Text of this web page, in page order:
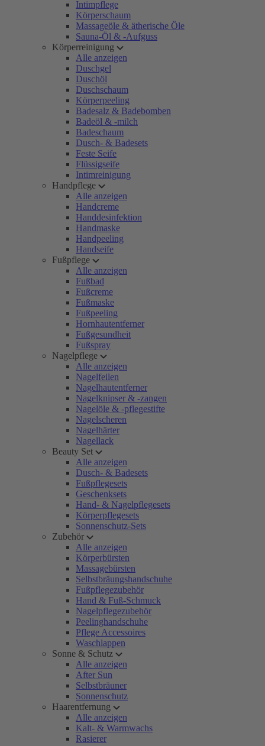
Intimpflege
Körperschaum
Massageöle & ätherische Öle
Sauna-Öl & -Aufguss
Körperreinigung
Alle anzeigen
Duschgel
Duschöl
Duschschaum
Körperpeeling
Badesalz & Badebomben
Badeöl & -milch
Badeschaum
Dusch- & Badesets
Feste Seife
Flüssigseife
Intimreinigung
Handpflege
Alle anzeigen
Handcreme
Handdesinfektion
Handmaske
Handpeeling
Handseife
Fußpflege
Alle anzeigen
Fußbad
Fußcreme
Fußmaske
Fußpeeling
Hornhautentferner
Fußgesundheit
Fußspray
Nagelpflege
Alle anzeigen
Nagelfeilen
Nagelhautentferner
Nagelknipser & -zangen
Nagelöle & -pflegestifte
Nagelscheren
Nagelhärter
Nagellack
Beauty Set
Alle anzeigen
Dusch- & Badesets
Fußpflegesets
Geschenksets
Hand- & Nagelpflegesets
Körperpflegesets
Sonnenschutz-Sets
Zubehör
Alle anzeigen
Körperbürsten
Massagebürsten
Selbstbräungshandschuhe
Fußpflegezubehör
Hand & Fuß-Schmuck
Nagelpflegezubehör
Peelinghandschuhe
Pflege Accessoires
Waschlappen
Sonne & Schutz
Alle anzeigen
After Sun
Selbstbräuner
Sonnenschutz
Haarentfernung
Alle anzeigen
Kalt- & Warmwachs
Rasierer